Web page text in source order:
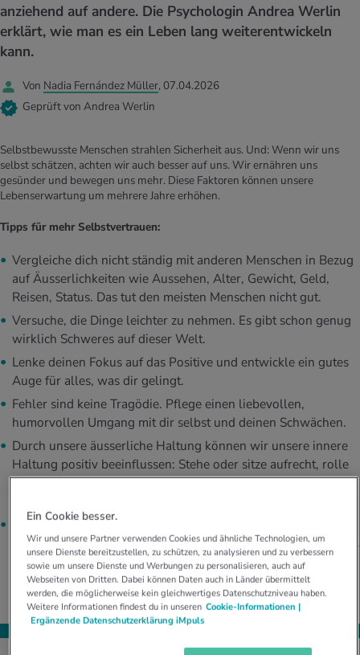
& Intoleranzen
THEMEN IM BEREICH ERNÄHRUNG
BMI berechnen
THEMEN IM BEREICH BEWEGUNG
Kalorienverbrauch berechnen
Personal Health Coaching
THEMEN IM BEREICH ENTSPANNUNG
Glücklich sein
Personal Health Coaching
Wissen
THEMEN IM BEREICH MEDIZIN
Mund- & Zahnpflege
THEMEN IM BEREICH SERVICES
Angebote
Tools, Test & Quizze
anziehend auf andere. Die Psychologin Andrea Werlin
erklärt, wie man es ein Leben lang weiterentwickeln
kann.
Von Nadia Fernández Müller, 07.04.2026
Geprüft von Andrea Werlin
Selbstbewusste Menschen strahlen Sicherheit aus. Und: Wenn wir uns
selbst schätzen, achten wir auch besser auf uns. Wir ernähren uns
gesünder und bewegen uns mehr. Diese Faktoren können unsere
Lebenserwartung um mehrere Jahre erhöhen.
Tipps für mehr Selbstvertrauen:
Vergleiche dich nicht ständig mit anderen Menschen in Bezug
auf Äusserlichkeiten wie Aussehen, Alter, Gewicht, Geld,
Reisen, Status. Das tut den meisten Menschen nicht gut.
Versuche, die Dinge leichter zu nehmen. Es gibt schon genug
wirklich Schweres auf dieser Welt.
Lenke deinen Fokus auf das Positive und entwickle ein gutes
Auge für alles, was dir gelingt.
Fehler sind keine Tragödie. Pflege einen liebevollen,
humorvollen Umgang mit dir selbst und deinen Schwächen.
Durch unsere äusserliche Haltung können wir unsere innere
Haltung positiv beeinflussen: Stehe oder sitze aufrecht, rolle
deine Schultern zurück und halte deinen Kopf mit dem Kinn
Lächle, so oft es geht. Es verbessert deine eigene Stimmung
und du wirst von deiner Umgebung positiver wahrgenommen.
Ein Cookie besser.
Wir und unsere Partner verwenden Cookies und ähnliche Technologien, um
unsere Dienste bereitzustellen, zu schützen, zu analysieren und zu verbessern
sowie um unsere Dienste und Werbungen zu personalisieren, auch auf
Webseiten von Dritten. Dabei können Daten auch in Länder übermittelt
werden, die möglicherweise kein gleichwertiges Datenschutzniveau haben.
Weitere Informationen findest du in unseren Cookie-Informationen |
Ergänzende Datenschutzerklärung iMpuls